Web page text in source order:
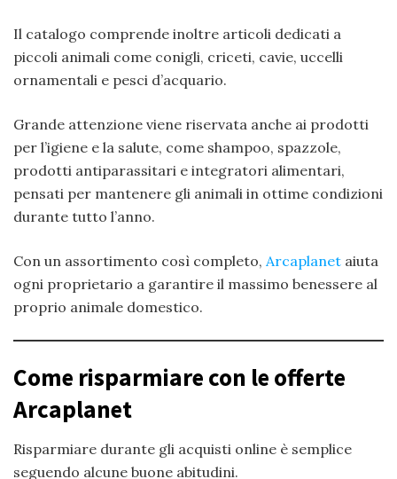
Il catalogo comprende inoltre articoli dedicati a
piccoli animali come conigli, criceti, cavie, uccelli
ornamentali e pesci d’acquario.
Grande attenzione viene riservata anche ai prodotti
per l’igiene e la salute, come shampoo, spazzole,
prodotti antiparassitari e integratori alimentari,
pensati per mantenere gli animali in ottime condizioni
durante tutto l’anno.
Con un assortimento così completo, Arcaplanet aiuta
ogni proprietario a garantire il massimo benessere al
proprio animale domestico.
Come risparmiare con le offerte
Arcaplanet
Risparmiare durante gli acquisti online è semplice
seguendo alcune buone abitudini.